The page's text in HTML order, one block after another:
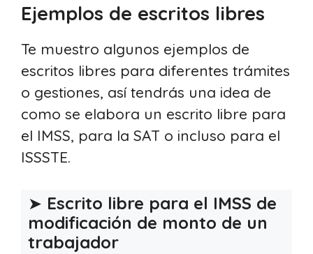
Ejemplos de escritos libres
Te muestro algunos ejemplos de
escritos libres para diferentes trámites
o gestiones, así tendrás una idea de
como se elabora un escrito libre para
el IMSS, para la SAT o incluso para el
ISSSTE.
➤ Escrito libre para el IMSS de
modificación de monto de un
trabajador